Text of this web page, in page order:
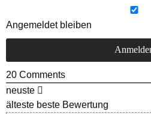
Angemeldet bleiben
20 Comments
neuste
älteste beste Bewertung